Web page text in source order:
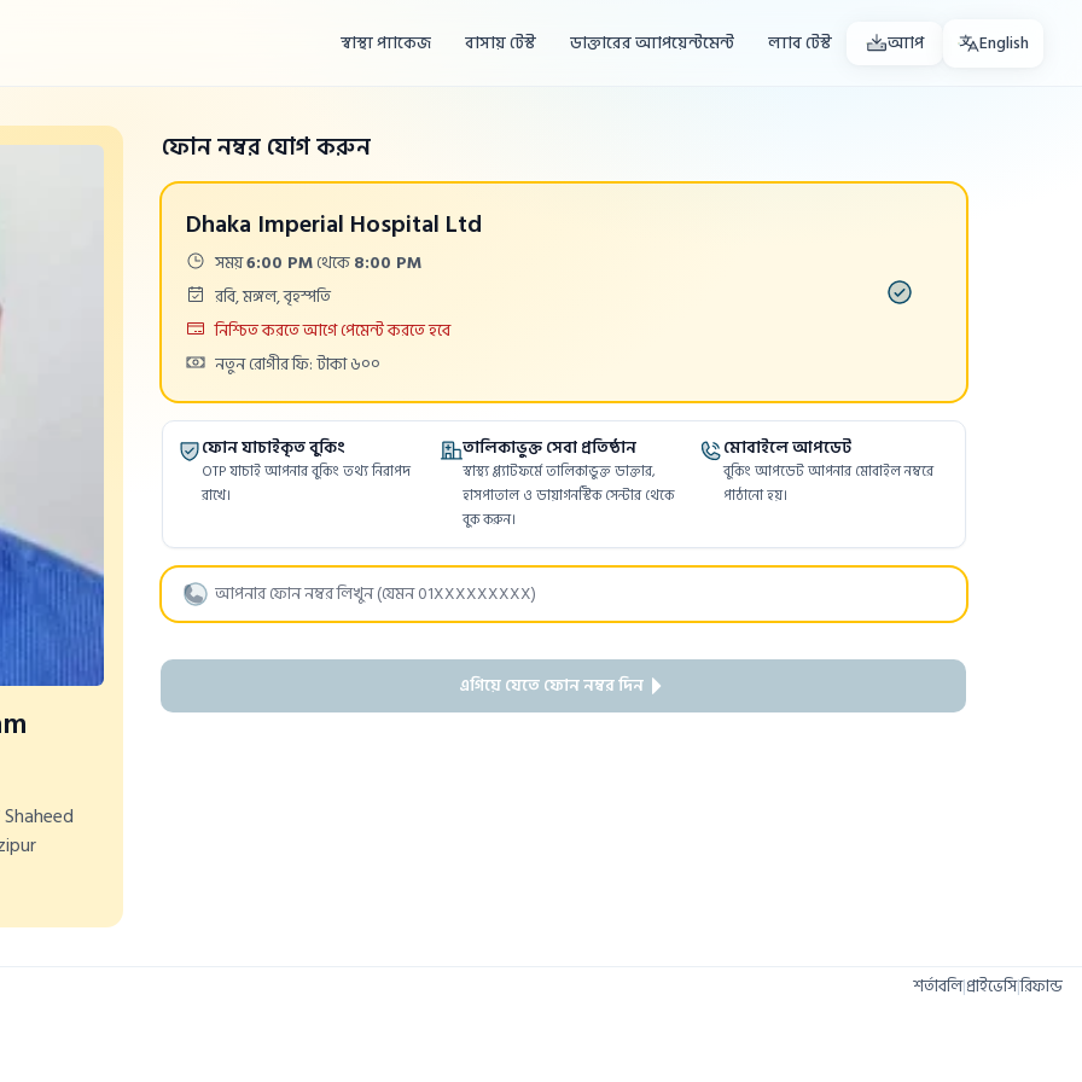
স্বাস্থ্য প্যাকেজ বাসায় টেস্ট ডাক্তারের অ্যাপয়েন্টমেন্ট ল্যাব টেস্ট অ্যাপ English
ফোন নম্বর যোগ করুন
Dhaka Imperial Hospital Ltd
Time:সময়6:00 PMথেকে8:00 PM
Days:রবি, মঙ্গল, বৃহস্পতি
Payment
নিশ্চিত করতে আগে পেমেন্ট করতে হবে
Cost:নতুন রোগীর ফি: টাকা ৬০০
ফোন যাচাইকৃত বুকিং
OTP যাচাই আপনার বুকিং তথ্য নিরাপদ
রাখে।
তালিকাভুক্ত সেবা প্রতিষ্ঠান
স্বাস্থ্য প্ল্যাটফর্মে তালিকাভুক্ত ডাক্তার,
হাসপাতাল ও ডায়াগনস্টিক সেন্টার থেকে
বুক করুন।
মোবাইলে আপডেট
বুকিং আপডেট আপনার মোবাইল নম্বরে
পাঠানো হয়।
এগিয়ে যেতে ফোন নম্বর দিন
শর্তাবলি|প্রাইভেসি|রিফান্ড